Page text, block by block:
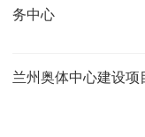
务中心
兰州奥体中心建设